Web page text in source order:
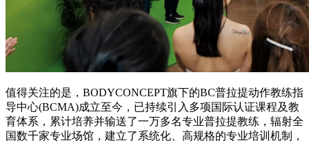
值得关注的是，BODYCONCEPT旗下的BC普拉提动作教练指
导中心(BCMA)成立至今，已持续引入多项国际认证课程及教
育体系，累计培养并输送了一万多名专业普拉提教练，辐射全
国数千家专业场馆，建立了系统化、高规格的专业培训机制，